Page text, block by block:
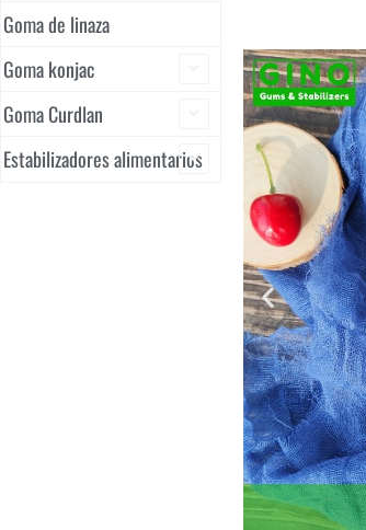
Goma de linaza
Goma konjac
Goma Curdlan
Estabilizadores alimentarios